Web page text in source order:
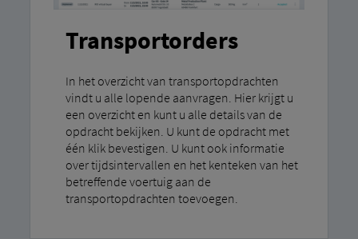
Transportorders
In het overzicht van transportopdrachten
vindt u alle lopende aanvragen. Hier krijgt u
een overzicht en kunt u alle details van de
opdracht bekijken. U kunt de opdracht met
één klik bevestigen. U kunt ook informatie
over tijdsintervallen en het kenteken van het
betreffende voertuig aan de
transportopdrachten toevoegen.